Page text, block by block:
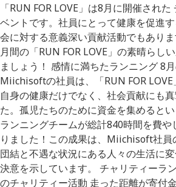
「RUN FOR LOVE」は8月に開催され
ベントです。社員にとって健康を促進
会に対する意義深い貢献活動でもあり
月間の「RUN FOR LOVE」の素晴らし
ましょう！ 感情に満ちたランニング 8月
Miichisoftの社員は、「RUN FOR LOVE
自身の健康だけでなく、社会貢献にも
た。孤児たちのために資金を集めると
ランニングチームが総計840時間を費
りました！この成果は、Miichisoft社員
団結と不遇な状況にある人々の生活に
決意を示しています。 チャリティーラ
のチャリティー活動 走った距離が寄付